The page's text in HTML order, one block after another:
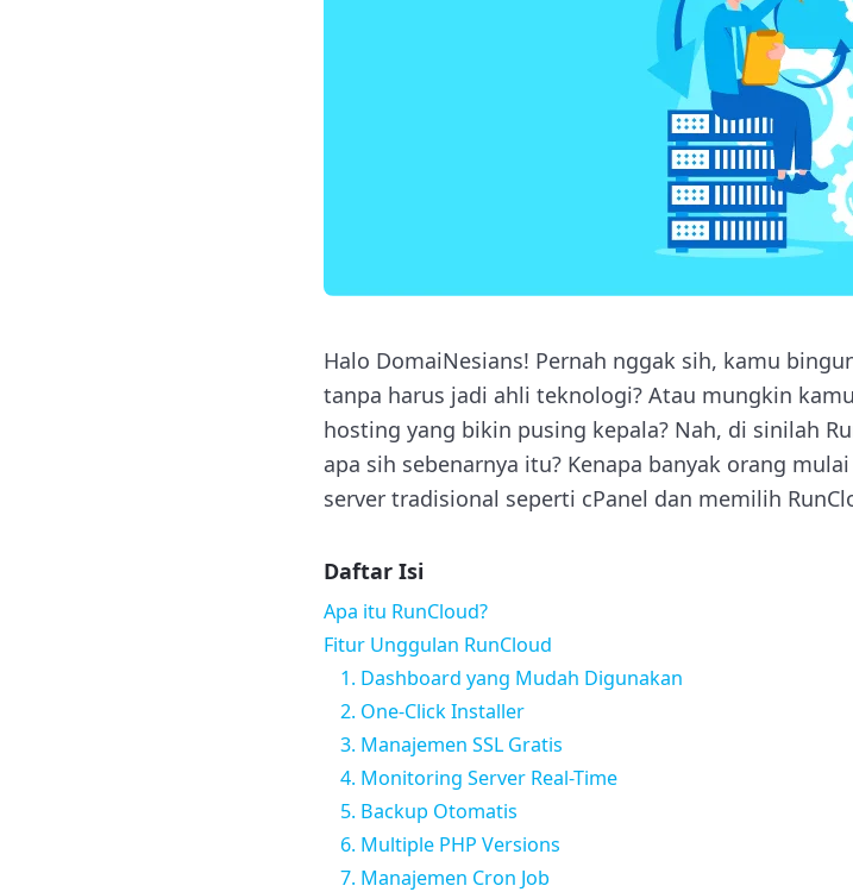
Halo DomaiNesians! Pernah nggak sih, kamu
tanpa harus jadi ahli teknologi? Atau mungkin
hosting yang bikin pusing kepala? Nah, di sinilah
apa sih sebenarnya itu? Kenapa banyak orang
server tradisional seperti cPanel dan memilih
Daftar Isi
Apa itu RunCloud?
Fitur Unggulan RunCloud
1. Dashboard yang Mudah Digunakan
2. One-Click Installer
3. Manajemen SSL Gratis
4. Monitoring Server Real-Time
5. Backup Otomatis
6. Multiple PHP Versions
7. Manajemen Cron Job